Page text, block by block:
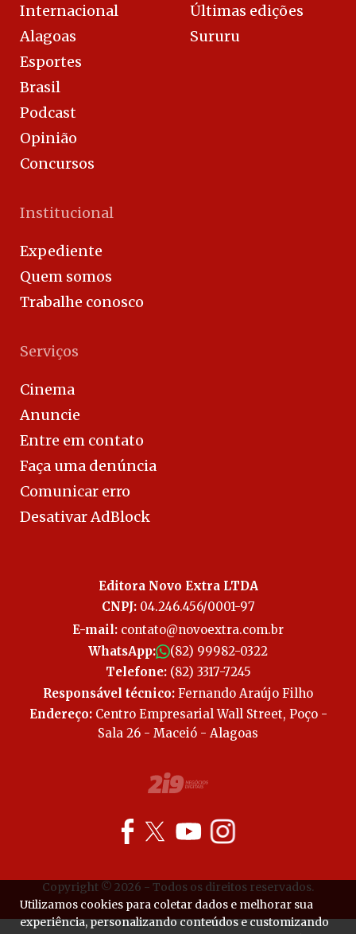
Internacional
Alagoas
Esportes
Brasil
Podcast
Opinião
Concursos
Últimas edições
Sururu
Institucional
Expediente
Quem somos
Trabalhe conosco
Serviços
Cinema
Anuncie
Entre em contato
Faça uma denúncia
Comunicar erro
Desativar AdBlock
Editora Novo Extra LTDA
CNPJ:04.246.456/0001-97
E-mail: contato@novoextra.com.br
WhatsApp:
(82) 99982-0322
Telefone:(82) 3317-7245
Responsável técnico: Fernando Araújo Filho
Endereço:Centro Empresarial Wall Street, Poço -
Sala 26 - Maceió - Alagoas
Copyright © 2026 - Todos os direitos reservados.
Utilizamos cookies para coletar dados e melhorar sua
experiência, personalizando conteúdos e customizando